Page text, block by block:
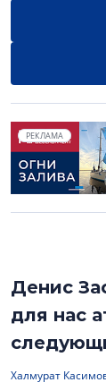
РЕКЛАМА
Денис
для нас
Халмурат